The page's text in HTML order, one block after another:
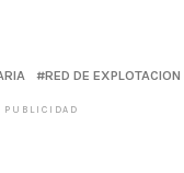
RED DE EXPLOTACION
PUBLICIDAD